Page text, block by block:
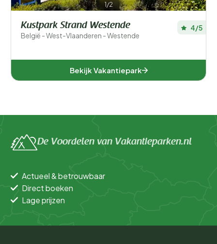
1/2
Kustpark Strand Westende
België - West-Vlaanderen - Westende
4/5
Bekijk Vakantiepark
De Voordelen van Vakantieparken.nl
Actueel & betrouwbaar
Direct boeken
Lage prijzen